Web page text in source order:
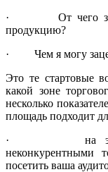
· От чего
продукцию?
· Чем я могу
Это те стартовые
какой зоне
несколько
площадь подходит
· на этаже
неконкурентными
посетить ваша